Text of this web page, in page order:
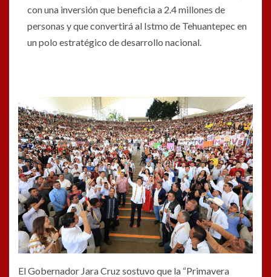
con una inversión que beneficia a 2.4 millones de
personas y que convertirá al Istmo de Tehuantepec en
un polo estratégico de desarrollo nacional.
El Gobernador Jara Cruz sostuvo que la “Primavera